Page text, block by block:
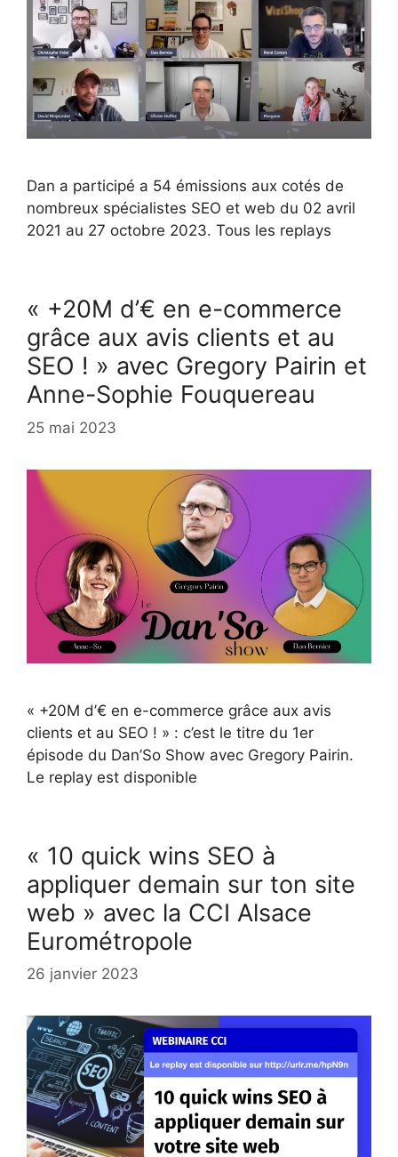
Dan a participé a 54 émissions aux cotés de
nombreux spécialistes SEO et web du 02 avril
2021 au 27 octobre 2023. Tous les replays
« +20M d’€ en e-commerce
grâce aux avis clients et au
SEO ! » avec Gregory Pairin et
Anne-Sophie Fouquereau
25 mai 2023
« +20M d’€ en e-commerce grâce aux avis
clients et au SEO ! » : c’est le titre du 1er
épisode du Dan’So Show avec Gregory Pairin.
Le replay est disponible
« 10 quick wins SEO à
appliquer demain sur ton site
web » avec la CCI Alsace
Eurométropole
26 janvier 2023